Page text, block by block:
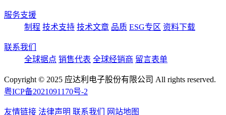
服务支援
制程 技术支持 技术文章 品质 ESG专区 资料下载
联系我们
全球据点 销售代表 全球经销商 留言表单
Copyright © 2025 应达利电子股份有限公司 All rights reserved.
粤ICP备2021091170号-2
友情链接 法律声明 联系我们 网站地图